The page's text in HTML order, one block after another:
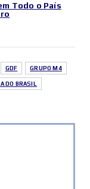
Todo o País
GDF GRUPO M4
DO BRASIL